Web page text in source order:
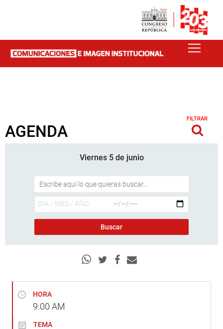
AGENDA
FILTRAR
Viernes 5 de junio
HORA
9:00 AM
TEMA